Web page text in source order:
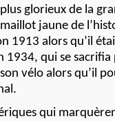
glorieux de la
jaune de
1913 alors qu’il
1934, qui se
vélo alors qu’il
qui